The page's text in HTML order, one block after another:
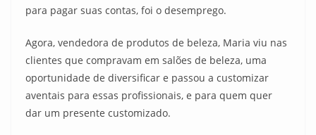
para pagar suas contas, foi o desemprego.
Agora, vendedora de produtos de beleza, Maria viu nas
clientes que compravam em salões de beleza, uma
oportunidade de diversificar e passou a customizar
aventais para essas profissionais, e para quem quer
dar um presente customizado.